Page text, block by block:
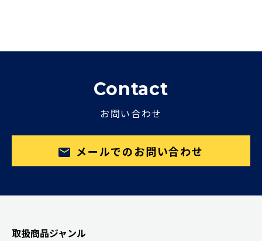
Contact
お問い合わせ
メールでのお問い合わせ
取扱商品ジャンル